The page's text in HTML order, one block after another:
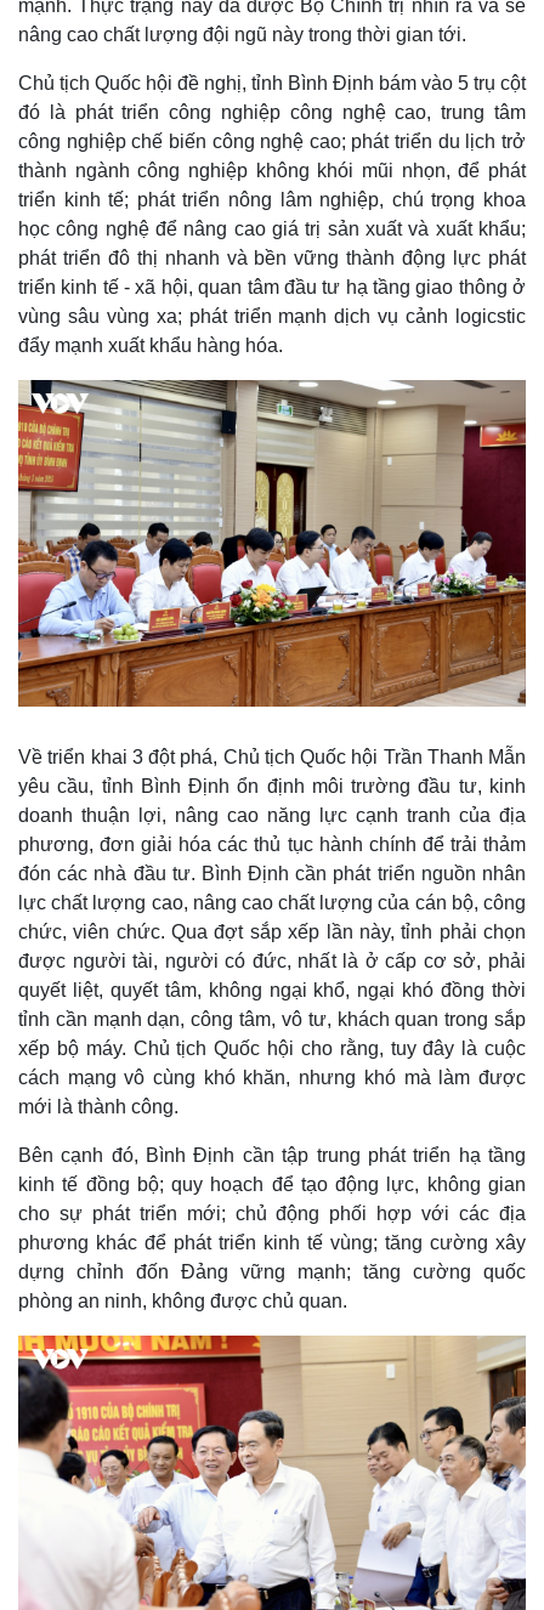
Doanh nghiệp
Thông tin doanh nghiệp
Doanh nghiệp 24h
Doanh nhân
Vì cộng đồng
Công nghệ
Sành điệu
Tin Công nghệ
Trải nghiệm
Chuyển đổi số
Sức khỏe
Dinh dưỡng - món ngon
Cây thuốc
Sản phụ khoa
Nhi khoa
Nam khoa
Làm đẹp - giảm cân
Phòng mạch online
Ăn sạch sống khỏe
Đời sống
Blog
Tình yêu - Gia đình
mạnh. Thực trạng này đã được Bộ Chính trị nhìn ra và sẽ
nâng cao chất lượng đội ngũ này trong thời gian tới.
Chủ tịch Quốc hội đề nghị, tỉnh Bình Định bám vào 5 trụ cột
đó là phát triển công nghiệp công nghệ cao, trung tâm
công nghiệp chế biến công nghệ cao; phát triển du lịch trở
thành ngành công nghiệp không khói mũi nhọn, để phát
triển kinh tế; phát triển nông lâm nghiệp, chú trọng khoa
học công nghệ để nâng cao giá trị sản xuất và xuất khẩu;
phát triển đô thị nhanh và bền vững thành động lực phát
triển kinh tế - xã hội, quan tâm đầu tư hạ tầng giao thông ở
vùng sâu vùng xa; phát triển mạnh dịch vụ cảnh logicstic
đẩy mạnh xuất khẩu hàng hóa.
Về triển khai 3 đột phá, Chủ tịch Quốc hội Trần Thanh Mẫn
yêu cầu, tỉnh Bình Định ổn định môi trường đầu tư, kinh
doanh thuận lợi, nâng cao năng lực cạnh tranh của địa
phương, đơn giải hóa các thủ tục hành chính để trải thảm
đón các nhà đầu tư. Bình Định cần phát triển nguồn nhân
lực chất lượng cao, nâng cao chất lượng của cán bộ, công
chức, viên chức. Qua đợt sắp xếp lần này, tỉnh phải chọn
được người tài, người có đức, nhất là ở cấp cơ sở, phải
quyết liệt, quyết tâm, không ngại khổ, ngại khó đồng thời
tỉnh cần mạnh dạn, công tâm, vô tư, khách quan trong sắp
xếp bộ máy. Chủ tịch Quốc hội cho rằng, tuy đây là cuộc
cách mạng vô cùng khó khăn, nhưng khó mà làm được
mới là thành công.
Bên cạnh đó, Bình Định cần tập trung phát triển hạ tầng
kinh tế đồng bộ; quy hoạch để tạo động lực, không gian
cho sự phát triển mới; chủ động phối hợp với các địa
phương khác để phát triển kinh tế vùng; tăng cường xây
dựng chỉnh đốn Đảng vững mạnh; tăng cường quốc
phòng an ninh, không được chủ quan.